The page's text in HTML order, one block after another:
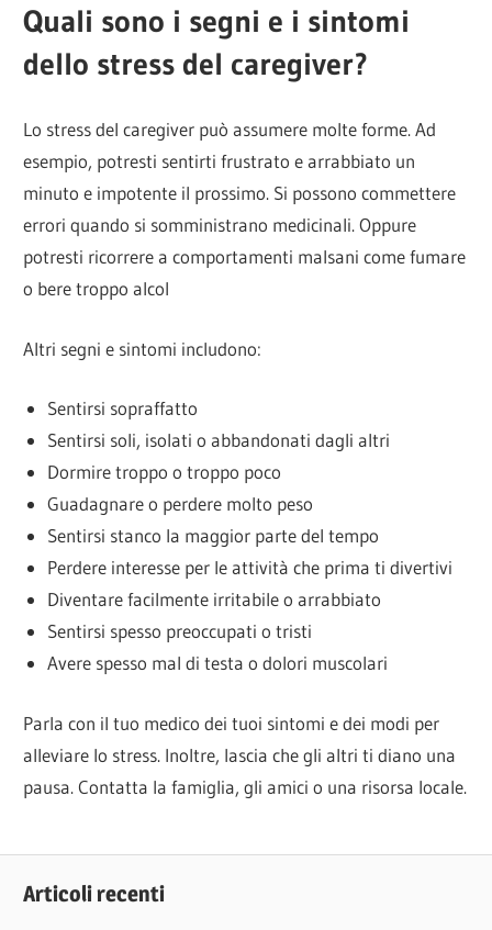
Quali sono i segni e i sintomi
dello stress del caregiver?
Lo stress del caregiver può assumere molte forme. Ad
esempio, potresti sentirti frustrato e arrabbiato un
minuto e impotente il prossimo. Si possono commettere
errori quando si somministrano medicinali. Oppure
potresti ricorrere a comportamenti malsani come fumare
o bere troppo alcol
Altri segni e sintomi includono:
Sentirsi sopraffatto
Sentirsi soli, isolati o abbandonati dagli altri
Dormire troppo o troppo poco
Guadagnare o perdere molto peso
Sentirsi stanco la maggior parte del tempo
Perdere interesse per le attività che prima ti divertivi
Diventare facilmente irritabile o arrabbiato
Sentirsi spesso preoccupati o tristi
Avere spesso mal di testa o dolori muscolari
Parla con il tuo medico dei tuoi sintomi e dei modi per
alleviare lo stress. Inoltre, lascia che gli altri ti diano una
pausa. Contatta la famiglia, gli amici o una risorsa locale.
Articoli recenti